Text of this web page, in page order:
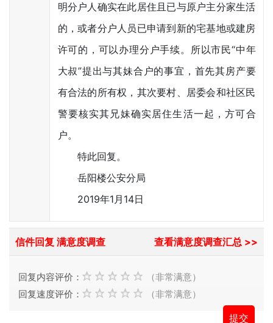
明分户人确实在此居住且已与原户主分家生活
的，或者分户人员已申请到新的宅基地或建房
许可的，可以办理分户手续。所以市民“中年
大叔”提出与其妹合户的事宜，首先其房产要
有合法的所有权，其次要村、居委会和社区民
警要核实其兄妹确实居住生活一起，方可合
户。
特此回复。
岳阳楼公安分局
2019年1月14日
信件回复 满意度调查 查看满意度调查汇总 >>
回复内容评价：
（非常满意）
回复速度评价：
（非常满意）